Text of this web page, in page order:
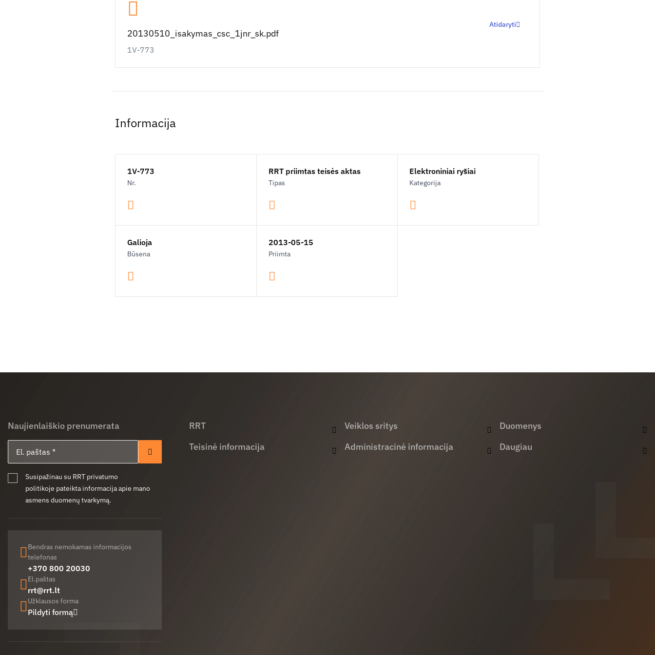
20130510_isakymas_csc_1jnr_sk.pdf
1V-773
Atidaryti
Informacija
1V-773
Nr.
RRT priimtas teisės aktas
Tipas
Elektroniniai ryšiai
Kategorija
Galioja
Būsena
2013-05-15
Priimta
Naujienlaiškio prenumerata
Prenumeruoti
Susipažinau su RRT privatumo
politikoje pateikta informacija apie mano
asmens duomenų tvarkymą.
Bendras nemokamas informacijos
telefonas
+370 800 20030
El.paštas
rrt@rrt.lt
Užklausos forma
Pildyti formą
RRT
Teisinė informacija
Veiklos sritys
Administracinė informacija
Duomenys
Daugiau